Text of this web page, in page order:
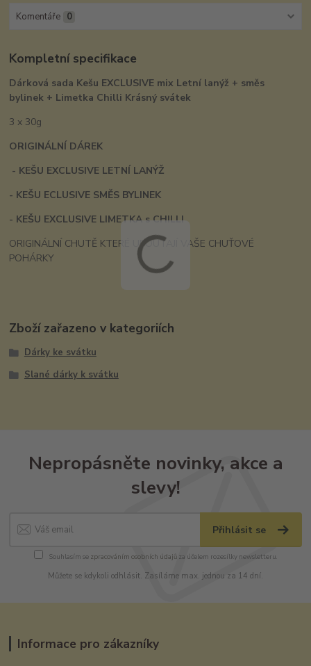
Komentáře 0
Kompletní specifikace
Dárková sada Kešu EXCLUSIVE mix Letní lanýž + směs
bylinek + Limetka Chilli Krásný svátek
3 x 30g
ORIGINÁLNÍ DÁREK
- KEŠU EXCLUSIVE LETNÍ LANÝŽ
- KEŠU ECLUSIVE SMĚS BYLINEK
- KEŠU EXCLUSIVE LIMETKA s CHILLI
ORIGINÁLNÍ CHUTĚ KTERÉ UPOUTAJÍ VAŠE CHUŤOVÉ
POHÁRKY
Zboží zařazeno v kategoriích
Dárky ke svátku
Slané dárky k svátku
Nepropásněte novinky, akce a
slevy!
Přihlásit se
Souhlasím se zpracováním osobních údajůza účelem rozesílky newsletteru.
Můžete se kdykoli odhlásit. Zasíláme max. jednou za 14 dní.
Informace pro zákazníky